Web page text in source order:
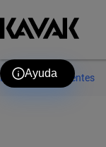
Ayuda
Preguntas frecuentes